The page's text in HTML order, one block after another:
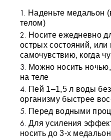
Формат использования
носишь на теле от 1 до 6
времена обострений
оздоровительный эффект
можно сочетать до 3х
сразу над несколькими
подходит для любого
противопоказаний
Просто надеваешь →
Ежедневная
восстановление
экологичный способ
Наденьте медальон
телом)
Носите ежедневно
острых состояний, или
самочувствию, когда
Можно носить
на теле
Пей 1–1,5 л воды
организму быстрее
Перед водными
Для усиления
носить до 3-х